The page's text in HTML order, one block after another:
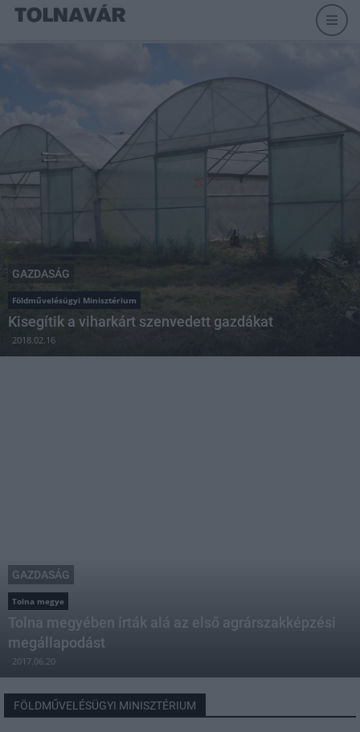
GAZDASÁG
Földművelésügyi Minisztérium
Kisegítik a viharkárt szenvedett gazdákat
2018.02.16
GAZDASÁG
Tolna megye
Tolna megyében írták alá az első agrárszakképzési
megállapodást
2017.06.20
FÖLDMŰVELÉSÜGYI MINISZTÉRIUM